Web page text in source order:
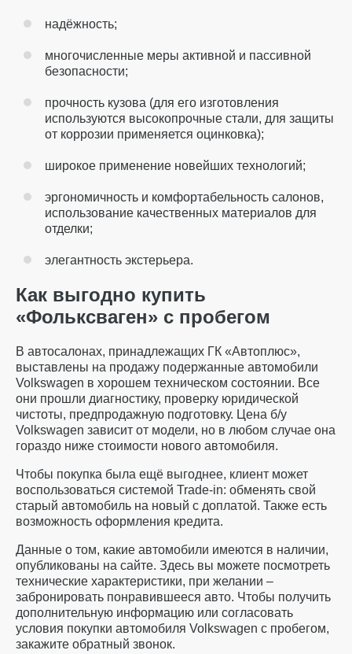
надёжность;
многочисленные меры активной и пассивной
безопасности;
прочность кузова (для его изготовления
используются высокопрочные стали, для защиты
от коррозии применяется оцинковка);
широкое применение новейших технологий;
эргономичность и комфортабельность салонов,
использование качественных материалов для
отделки;
элегантность экстерьера.
Как выгодно купить
«Фольксваген» с пробегом
В автосалонах, принадлежащих ГК «Автоплюс»,
выставлены на продажу подержанные автомобили
Volkswagen в хорошем техническом состоянии. Все
они прошли диагностику, проверку юридической
чистоты, предпродажную подготовку. Цена б/у
Volkswagen зависит от модели, но в любом случае она
гораздо ниже стоимости нового автомобиля.
Чтобы покупка была ещё выгоднее, клиент может
воспользоваться системой Trade-in: обменять свой
старый автомобиль на новый с доплатой. Также есть
возможность оформления кредита.
Данные о том, какие автомобили имеются в наличии,
опубликованы на сайте. Здесь вы можете посмотреть
технические характеристики, при желании –
забронировать понравившееся авто. Чтобы получить
дополнительную информацию или согласовать
условия покупки автомобиля Volkswagen с пробегом,
закажите обратный звонок.